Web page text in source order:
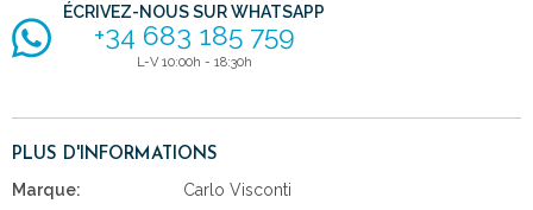
ÉCRIVEZ-NOUS SUR WHATSAPP
+34 683 185 759
L-V 10:00h - 18:30h
PLUS D'INFORMATIONS
Marque:
Carlo Visconti